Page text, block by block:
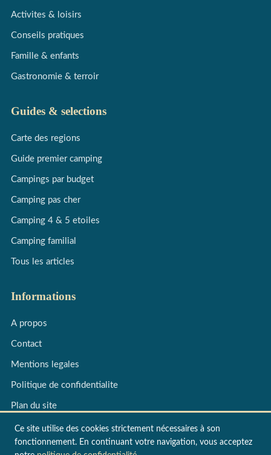
Ce site utilise des cookies strictement nécessaires à son
fonctionnement. En continuant votre navigation, vous acceptez
Activites & loisirs
Conseils pratiques
Famille & enfants
Gastronomie & terroir
Guides & selections
Carte des regions
Guide premier camping
Campings par budget
Camping pas cher
Camping 4 & 5 etoiles
Camping familial
Tous les articles
Informations
A propos
Contact
Mentions legales
Politique de confidentialite
Plan du site